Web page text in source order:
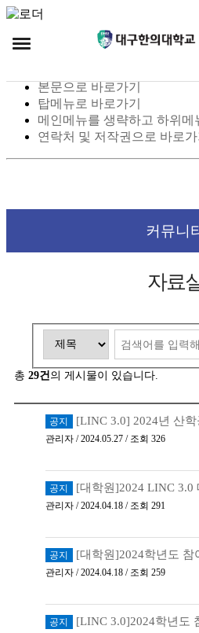
스킵 네비게이션
본문으로 바로가기
탑메뉴로 바로가기
메인메뉴를 생략하고 하위메
연락처 및 저작권으로 바로가
커뮤니
자료
총 29건의 게시물이 있습니다.
공지 [LINC 3.0] 2024년 산학공동기
관리자 / 2024.05.27 / 조회 326
공지 [대학원]2024 LINC 3.0 대학원 연계 캡스톤
관리자 / 2024.04.18 / 조회 291
공지 [대학원]2024학년도 참여
관리자 / 2024.04.18 / 조회 259
공지 [LINC 3.0]2024학년도 참여